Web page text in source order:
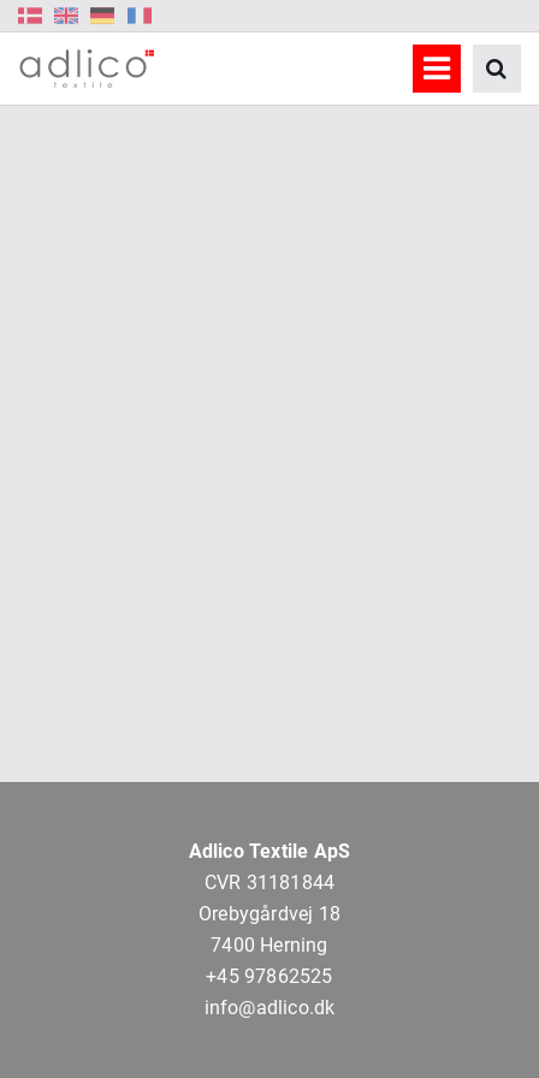
Adlico Textile ApS
CVR 31181844
Orebygårdvej 18
7400 Herning
+45 97862525
info@adlico.dk